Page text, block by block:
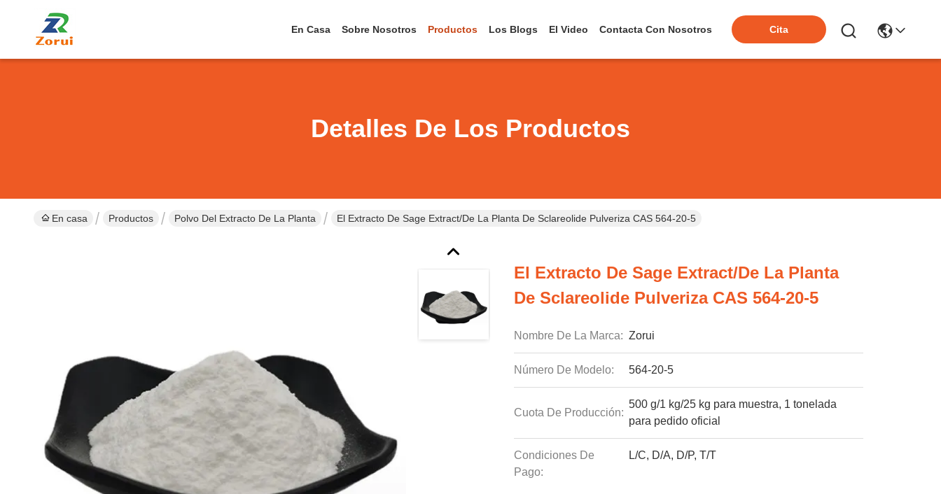
En Casa Sobre Nosotros Productos Los Blogs El Video Contacta Con Nosotros Cita
Detalles De Los Productos
En casa Productos Polvo Del Extracto De La Planta El Extracto De Sage Extract/de La Planta De Sclareolide Pulveriza CAS 564-20-5
El Extracto De Sage Extract/de La Planta
De Sclareolide Pulveriza CAS 564-20-5
Nombre De La Marca: Zorui
Número De Modelo: 564-20-5
Cuota De Producción:
500 g/1 kg/25 kg para muestra, 1 tonelada
para pedido oficial
Condiciones De
Pago:
L/C, D/A, D/P, T/T